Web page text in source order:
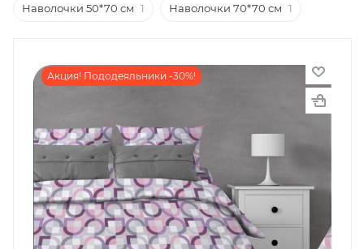
Наволочки 50*70 см 1 Наволочки 70*70 см 1
Акция! Пододеяльники -30%!